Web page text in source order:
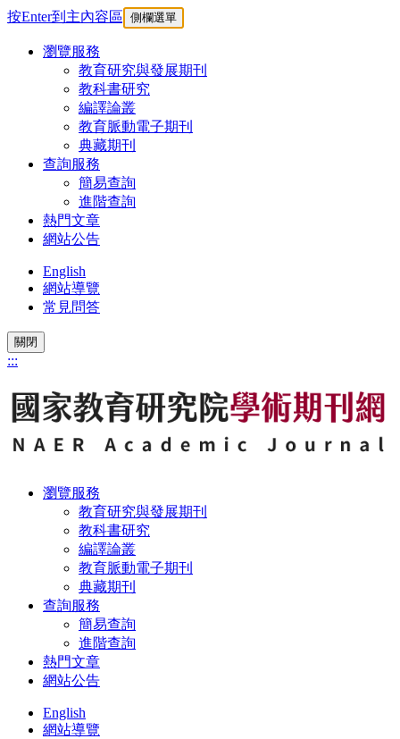
按Enter到主內容區 側欄選單
瀏覽服務
教育研究與發展期刊
教科書研究
編譯論叢
教育脈動電子期刊
典藏期刊
查詢服務
簡易查詢
進階查詢
熱門文章
網站公告
English
網站導覽
常見問答
關閉
:::
瀏覽服務
教育研究與發展期刊
教科書研究
編譯論叢
教育脈動電子期刊
典藏期刊
查詢服務
簡易查詢
進階查詢
熱門文章
網站公告
English
網站導覽